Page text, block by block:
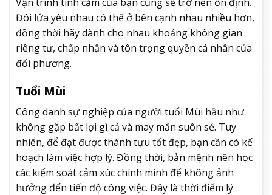
Đôi lứa yêu nhau có thể ở bên cạnh nhau nhiều hơn,
đồng thời hãy dành cho nhau khoảng không gian
riêng tư, chấp nhận và tôn trọng quyền cá nhân của
đối phương.
Tuổi Mùi
Công danh sự nghiệp của người tuổi Mùi hầu như
không gặp bất lợi gì cả và may mắn suôn sẻ. Tuy
nhiên, để đạt được thành tựu tốt đẹp, bạn cần có kế
hoạch làm việc hợp lý. Đồng thời, bản mệnh nên học
các kiểm soát cảm xúc chính mình để không ảnh
hưởng đến tiến độ công việc. Đây là thời điểm lý